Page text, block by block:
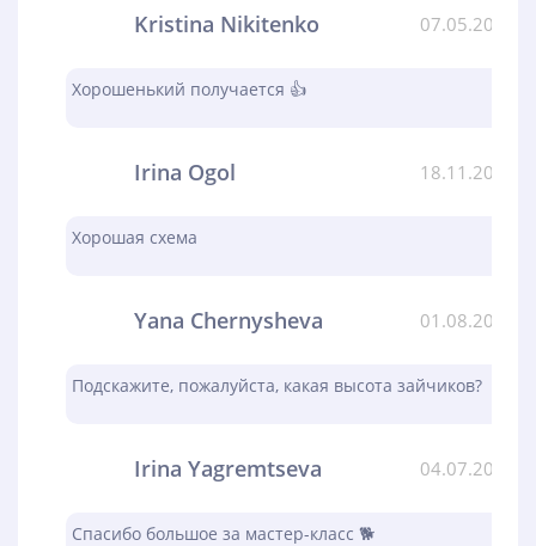
Kristina Nikitenko 07.05.2024
Хорошенький получается 👍
Irina Ogol 18.11.2023
Хорошая схема
Yana Chernysheva 01.08.2023
Подскажите, пожалуйста, какая высота зайчиков?
Irina Yagremtseva 04.07.2023
Спасибо большое за мастер-класс 🐕